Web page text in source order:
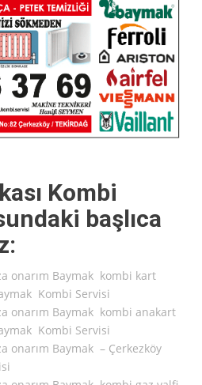
Kombi
başlıca
onarım Baymak kombi kart
Kombi Servisi
onarım Baymak kombi anakart
Kombi Servisi
onarım Baymak – Çerkezköy